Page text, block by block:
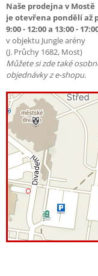
Naše prodejna v Mostě
je otevřena pondělí až
9:00 - 12:00 a 13:00 -
v objektu Jungle arény
(J. Průchy 1682, Most)
Můžete si zde také
objednávky z e-shopu.